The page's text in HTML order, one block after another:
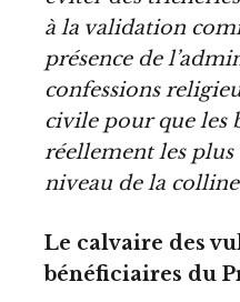
à la validation
présence de
confessions
civile pour que les
réellement les plus
niveau de la colline
Le calvaire des
bénéficiaires du